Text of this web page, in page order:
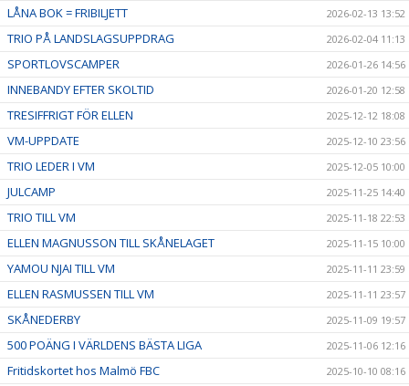
LÅNA BOK = FRIBILJETT 2026-02-13 13:52
TRIO PÅ LANDSLAGSUPPDRAG 2026-02-04 11:13
SPORTLOVSCAMPER 2026-01-26 14:56
INNEBANDY EFTER SKOLTID 2026-01-20 12:58
TRESIFFRIGT FÖR ELLEN 2025-12-12 18:08
VM-UPPDATE 2025-12-10 23:56
TRIO LEDER I VM 2025-12-05 10:00
JULCAMP 2025-11-25 14:40
TRIO TILL VM 2025-11-18 22:53
ELLEN MAGNUSSON TILL SKÅNELAGET 2025-11-15 10:00
YAMOU NJAI TILL VM 2025-11-11 23:59
ELLEN RASMUSSEN TILL VM 2025-11-11 23:57
SKÅNEDERBY 2025-11-09 19:57
500 POÄNG I VÄRLDENS BÄSTA LIGA 2025-11-06 12:16
Fritidskortet hos Malmö FBC 2025-10-10 08:16